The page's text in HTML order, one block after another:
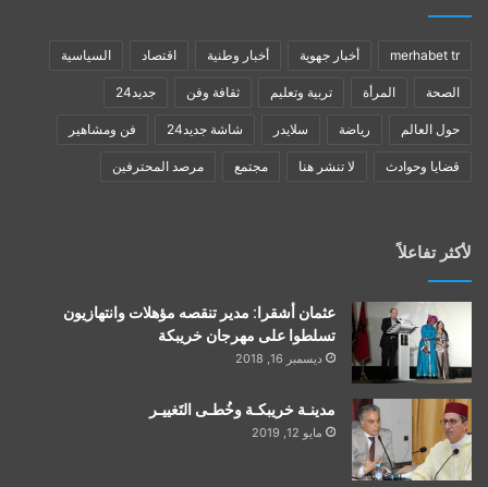
merhabet tr أخبار جهوية أخبار وطنية اقتصاد السياسية
الصحة المرأة تربية وتعليم ثقافة وفن جديد24
حول العالم رياضة سلايدر شاشة جديد24 فن ومشاهير
قضايا وحوادث لا تنشر هنا مجتمع مرصد المحترفين
لأكثر تفاعلاً
عثمان أشقرا: مدير تنقصه مؤهلات وانتهازيون
تسلطوا على مهرجان خريبكة
ديسمبر 16, 2018
مدينـة خريبكـة وخُطـى التَغييـر
مايو 12, 2019